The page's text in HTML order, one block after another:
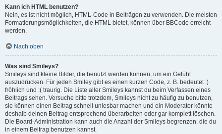
Kann ich HTML benutzen?
Nein, es ist nicht möglich, HTML-Code in Beiträgen zu verwenden. Die meisten
Formatierungsmöglichkeiten, die HTML bietet, können über BBCode erreicht
werden.
Nach oben
Was sind Smileys?
Smileys sind kleine Bilder, die benutzt werden können, um ein Gefühl
auszudrücken. Für jeden Smiley gibt es einen kurzen Code, z. B. bedeutet :)
fröhlich und :( traurig. Die Liste aller Smileys kannst du beim Verfassen eines
Beitrags sehen. Versuche bitte trotzdem, Smileys nicht zu häufig zu benutzen,
sie können einen Beitrag schnell unlesbar machen und ein Moderator könnte
deshalb deinen Beitrag entsprechend überarbeiten oder gar komplett löschen.
Die Board-Administration kann auch die Anzahl der Smileys begrenzen, die du
in einem Beitrag benutzen kannst.